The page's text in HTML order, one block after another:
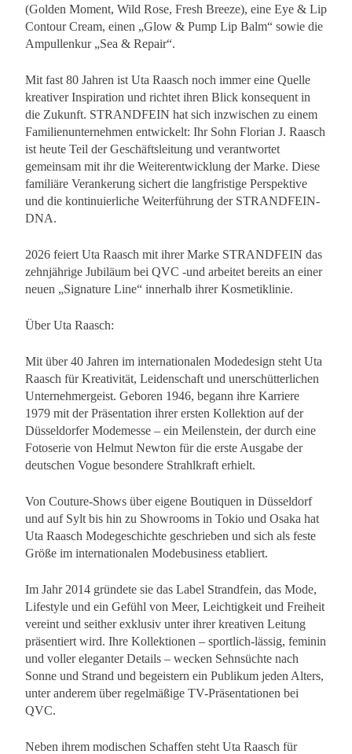
(Golden Moment, Wild Rose, Fresh Breeze), eine Eye & Lip
Contour Cream, einen „Glow & Pump Lip Balm“ sowie die
Ampullenkur „Sea & Repair“.
Mit fast 80 Jahren ist Uta Raasch noch immer eine Quelle
kreativer Inspiration und richtet ihren Blick konsequent in
die Zukunft. STRANDFEIN hat sich inzwischen zu einem
Familienunternehmen entwickelt: Ihr Sohn Florian J. Raasch
ist heute Teil der Geschäftsleitung und verantwortet
gemeinsam mit ihr die Weiterentwicklung der Marke. Diese
familiäre Verankerung sichert die langfristige Perspektive
und die kontinuierliche Weiterführung der STRANDFEIN-
DNA.
2026 feiert Uta Raasch mit ihrer Marke STRANDFEIN das
zehnjährige Jubiläum bei QVC -und arbeitet bereits an einer
neuen „Signature Line“ innerhalb ihrer Kosmetiklinie.
Über Uta Raasch:
Mit über 40 Jahren im internationalen Modedesign steht Uta
Raasch für Kreativität, Leidenschaft und unerschütterlichen
Unternehmergeist. Geboren 1946, begann ihre Karriere
1979 mit der Präsentation ihrer ersten Kollektion auf der
Düsseldorfer Modemesse – ein Meilenstein, der durch eine
Fotoserie von Helmut Newton für die erste Ausgabe der
deutschen Vogue besondere Strahlkraft erhielt.
Von Couture-Shows über eigene Boutiquen in Düsseldorf
und auf Sylt bis hin zu Showrooms in Tokio und Osaka hat
Uta Raasch Modegeschichte geschrieben und sich als feste
Größe im internationalen Modebusiness etabliert.
Im Jahr 2014 gründete sie das Label Strandfein, das Mode,
Lifestyle und ein Gefühl von Meer, Leichtigkeit und Freiheit
vereint und seither exklusiv unter ihrer kreativen Leitung
präsentiert wird. Ihre Kollektionen – sportlich-lässig, feminin
und voller eleganter Details – wecken Sehnsüchte nach
Sonne und Strand und begeistern ein Publikum jeden Alters,
unter anderem über regelmäßige TV-Präsentationen bei
QVC.
Neben ihrem modischen Schaffen steht Uta Raasch für